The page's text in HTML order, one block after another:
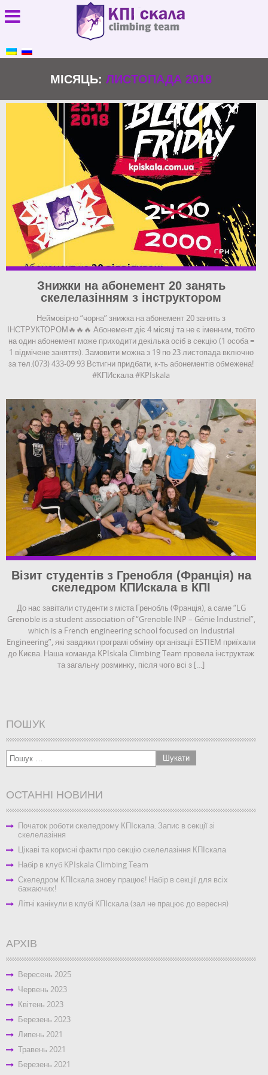
МІСЯЦЬ: ЛИСТОПАДА 2018
Знижки на абонемент 20 занять
скелелазінням з інструктором
Неймовірно “чорна” знижка на абонемент 20 занять з
ІНСТРУКТОРОМ🔥🔥🔥 Абонемент діє 4 місяці та не є іменним, тобто
на один абонемент може приходити декілька осіб в секцію (1 особа =
1 відмічене заняття). Замовити можна з 19 по 23 листопада включно
за тел.(073) 433-09 93 Встигни придбати, к-ть абонементів обмежена!
#КПИскала #KPIskala
Візит студентів з Гренобля (Франція) на
скеледром КПИскала в КПІ
До нас завітали студенти з міста Гренобль (Франція), а саме “LG
Grenoble is a student association of “Grenoble INP – Génie Industriel”,
which is a French engineering school focused on Industrial
Engineering”, які завдяки програмі обміну організації ESTIEM приїхали
до Києва. Наша команда KPIskala Climbing Team провела інструктаж
та загальну розминку, після чого всі з […]
ПОШУК
ОСТАННІ НОВИНИ
Початок роботи скеледрому КПІскала. Запис в секції зі
скелелазіння
Цікаві та корисні факти про секцію скелелазіння КПІскала
Набір в клуб KPIskala Climbing Team
Скеледром КПІскала знову працює! Набір в секції для всіх
бажаючих!
Літні канікули в клубі КПІскала (зал не працює до вересня)
АРХІВ
Вересень 2025
Червень 2023
Квітень 2023
Березень 2023
Липень 2021
Травень 2021
Березень 2021